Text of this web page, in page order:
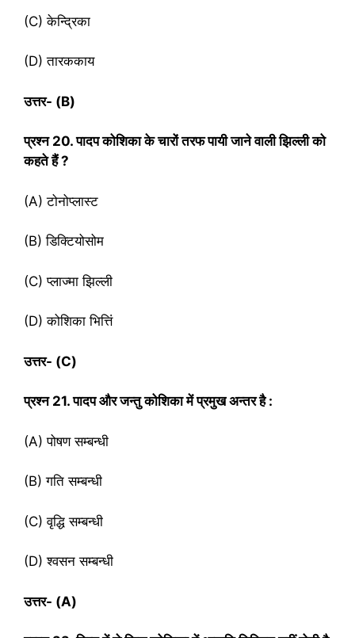
(C) केन्द्रिका
(D) तारककाय
उत्तर- (B)
प्रश्‍न 20. पादप कोशिका के चारों तरफ पायी जाने वाली झिल्ली को
कहते हैं ?
(A) टोनोप्लास्ट
(B) डिक्टियोसोम
(C) प्लाज्मा झिल्ली
(D) कोशिका भित्तिं
उत्तर- (C)
प्रश्‍न 21. पादप और जन्तु कोशिका में प्रमुख अन्तर है :
(A) पोषण सम्बन्धी
(B) गति सम्बन्धी
(C) वृद्धि सम्बन्धी
(D) श्वसन सम्बन्धी
उत्तर- (A)